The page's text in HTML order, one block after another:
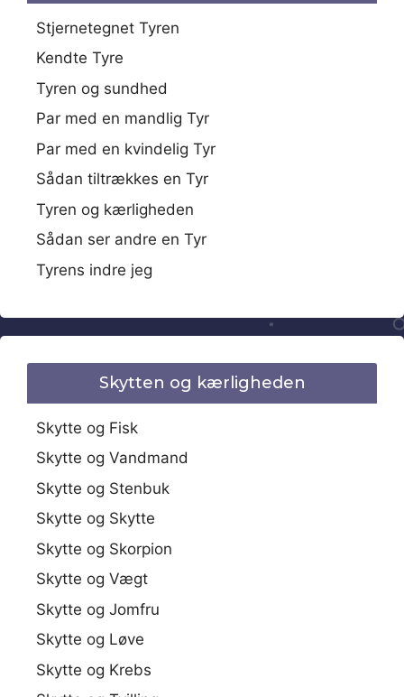
Stjernetegnet Tyren
Kendte Tyre
Tyren og sundhed
Par med en mandlig Tyr
Par med en kvindelig Tyr
Sådan tiltrækkes en Tyr
Tyren og kærligheden
Sådan ser andre en Tyr
Tyrens indre jeg
Skytten og kærligheden
Skytte og Fisk
Skytte og Vandmand
Skytte og Stenbuk
Skytte og Skytte
Skytte og Skorpion
Skytte og Vægt
Skytte og Jomfru
Skytte og Løve
Skytte og Krebs